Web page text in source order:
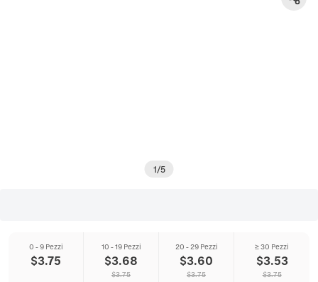
1/5
0 - 9 Pezzi
$3.75
10 - 19 Pezzi
$3.68
$3.75
20 - 29 Pezzi
$3.60
$3.75
≥ 30 Pezzi
$3.53
$3.75